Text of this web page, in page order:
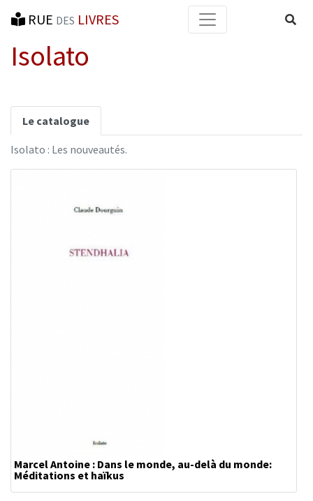
RUE DES LIVRES
Isolato
Le catalogue
Isolato : Les nouveautés.
Marcel Antoine : Dans le monde, au-delà du monde:
Méditations et haïkus